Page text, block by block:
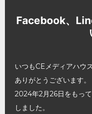
Facebook、
いつもCEメディアハウ
ありがとうございます。
2024年2月26日をもっ
しました。